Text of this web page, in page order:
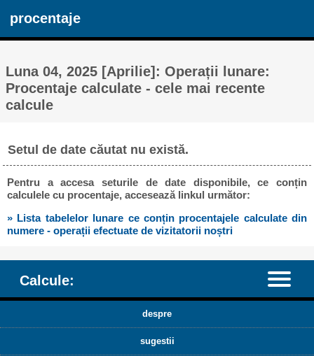
procentaje
Luna 04, 2025 [Aprilie]: Operații lunare:
Procentaje calculate - cele mai recente
calcule
Setul de date căutat nu există.
Pentru a accesa seturile de date disponibile, ce conțin
calculele cu procentaje, accesează linkul următor:
» Lista tabelelor lunare ce conțin procentajele calculate din
numere - operații efectuate de vizitatorii noștri
Calcule:
despre
sugestii